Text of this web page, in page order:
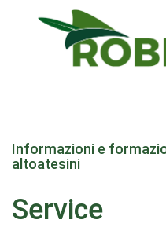
contenuto
Informazioni e
altoatesini
Service